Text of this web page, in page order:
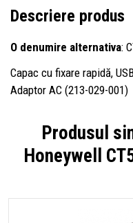
Descriere produs
O denumire alternativa:
Capac cu fixare rapidă,
Adaptor AC (213-029-001)
Produsul
Honeywell